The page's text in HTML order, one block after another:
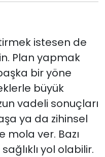
istesen de
Plan yapmak
bir yöne
büyük
vadeli sonuçları
ya da zihinsel
mola ver. Bazı
yol olabilir.